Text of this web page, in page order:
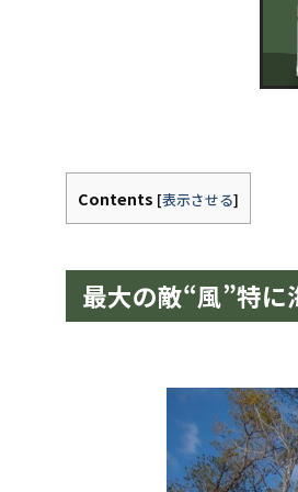
Contents [表示させる]
最大の敵“風”特に